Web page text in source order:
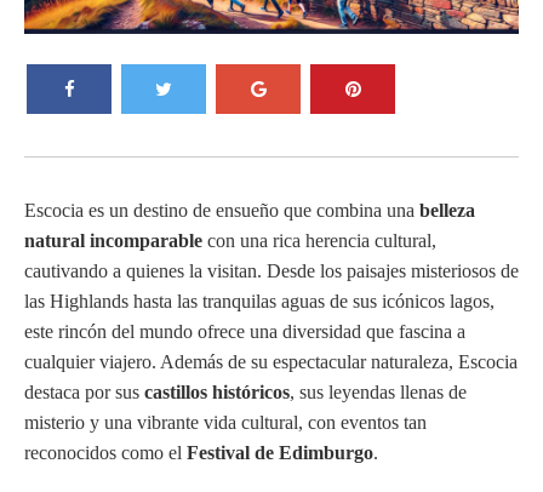
Escocia es un destino de ensueño que combina una belleza
natural incomparable con una rica herencia cultural,
cautivando a quienes la visitan. Desde los paisajes misteriosos de
las Highlands hasta las tranquilas aguas de sus icónicos lagos,
este rincón del mundo ofrece una diversidad que fascina a
cualquier viajero. Además de su espectacular naturaleza, Escocia
destaca por sus castillos históricos, sus leyendas llenas de
misterio y una vibrante vida cultural, con eventos tan
reconocidos como el Festival de Edimburgo.